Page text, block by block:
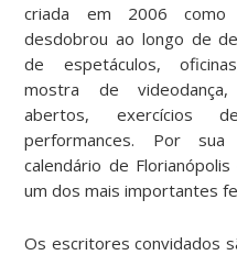
criada em 2006
desdobrou ao longo de
de espetáculos,
mostra de videodança,
abertos, exercícios
performances. Por
calendário de
um dos mais importantes
Os escritores convidados